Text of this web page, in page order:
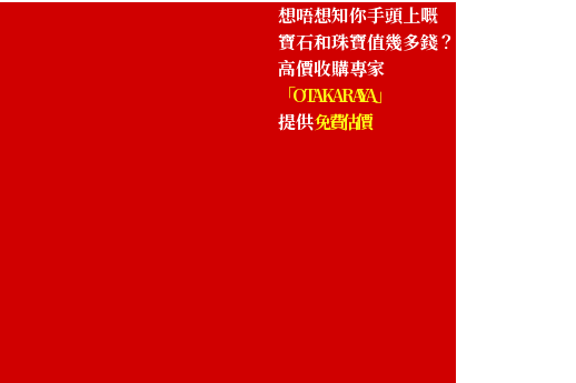
想唔想知你手頭上嘅
寶石和珠寶值幾多錢？
高價收購專家
「OTAKARAYA」
提供免費估價